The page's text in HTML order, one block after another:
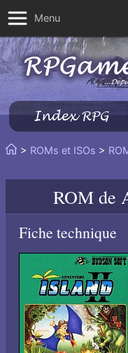
Menu
Index RPG
Vous
> ROMs et ISOs >
ROM de
Fiche technique